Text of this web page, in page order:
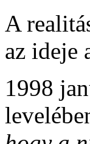
A
az ideje
1998